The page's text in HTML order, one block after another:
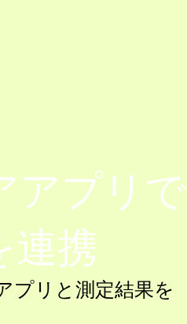
アプリで
連携
プリと測定結果を